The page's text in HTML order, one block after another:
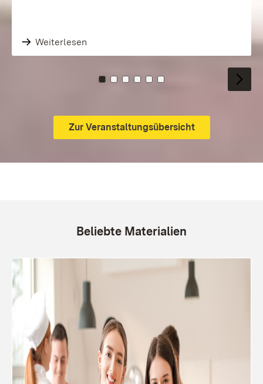
Weiterlesen
Zu Kachel: 0
Zu Kachel: 1
Zu Kachel: 2
Zu Kachel: 3
Zu Kachel: 4
Zu Kachel: 5
Zur Veranstaltungsübersicht
Beliebte Materialien